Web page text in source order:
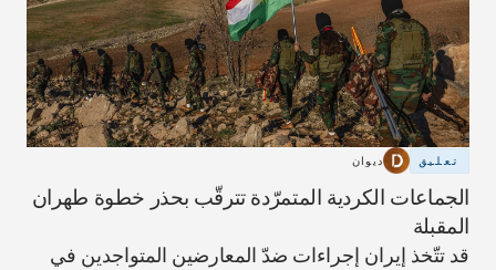
تعليق ديوان
الجماعات الكردية المتمرّدة تترقّب بحذر خطوة طهران
المقبلة
قد تتّخذ إيران إجراءات ضدّ المعارضين المتواجدين في